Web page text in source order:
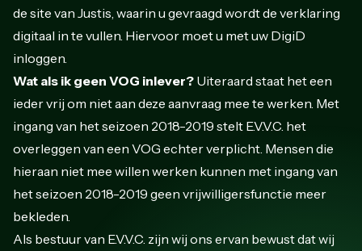
de site van Justis, waarin u gevraagd wordt de verklaring
digitaal in te vullen. Hiervoor moet u met uw DigiD
inloggen.
Wat als ik geen VOG inlever? Uiteraard staat het een
ieder vrij om niet aan deze aanvraag mee te werken. Met
ingang van het seizoen 2018-2019 stelt E.V.V.C. het
overleggen van een VOG echter verplicht. Mensen die
hieraan niet mee willen werken kunnen met ingang van
het seizoen 2018-2019 geen vrijwilligersfunctie meer
bekleden.
Als bestuur van E.V.V.C. zijn wij ons ervan bewust dat wij